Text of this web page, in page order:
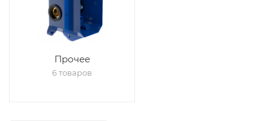
Прочее
6 товаров